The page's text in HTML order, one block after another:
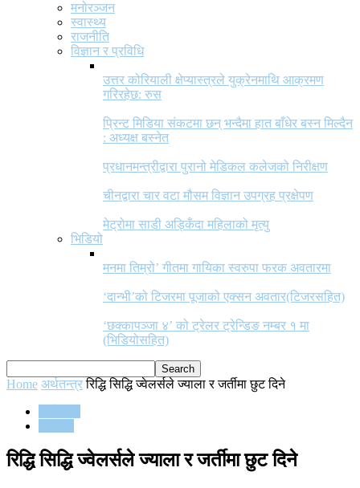
मनोरञ्जन
स्वास्थ्य
राजनीति
विज्ञान र प्रविधि
उत्तर कोरियाली क्षेप्यास्त्रले युक्रेनमाथि आक्रमण
गरिरहेछ: रुस
प्रिन्ट मिडिया संकटमा छन् भन्दैमा हात बाँधेर बस्न मिल्दैन
: अध्यक्ष बस्नेत
प्रधानमन्त्रीद्वारा पुरानो मेडिकल कलेजको निरीक्षण
चीनद्वारा चार वटा मौसम विज्ञान उपग्रह प्रक्षेपण
मेट्रोमा साडी अड्किँदा महिलाको मृत्यु
भिडियो
मनमा तिम्रो’ गीतमा गायिका स्वरुपा फरक अवतारमा
‘दान्भी’को टिजरमा पूजाको एक्सन अवतार(टिजरसहित)
‘छक्कापञ्जा ४’ को ट्रेलर ट्रेन्डिङ नम्बर १ मा
(भिडियोसहित)
Home अर्थतन्त्र रिद्धि सिद्धि ज्वेलर्सले ज्याला र जर्तीमा छुट दिने
रिद्धि सिद्धि ज्वेलर्सले ज्याला र जर्तीमा छुट दिने